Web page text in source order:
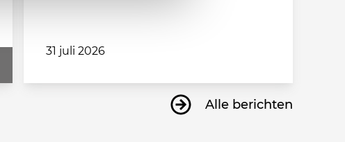
31 juli 2026
Alle berichten